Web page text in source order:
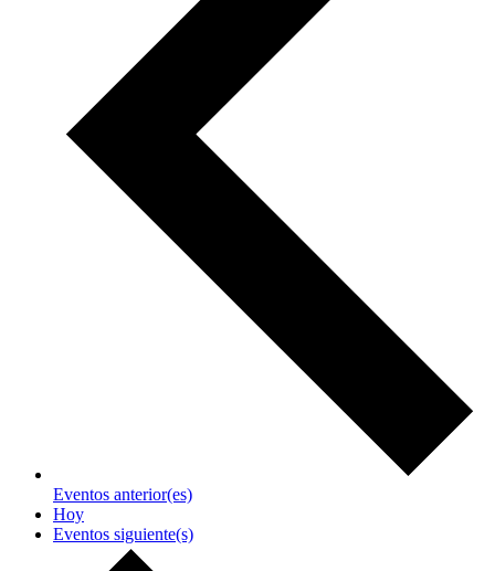
Eventos anterior(es)
Hoy
Eventos siguiente(s)